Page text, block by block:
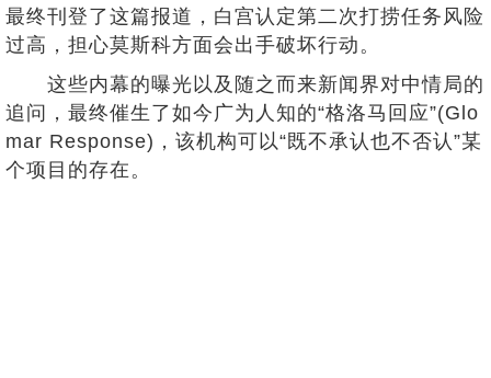
最终刊登了这篇报道，白宫认定第二次打捞任务风险
过高，担心莫斯科方面会出手破坏行动。
这些内幕的曝光以及随之而来新闻界对中情局的
追问，最终催生了如今广为人知的“格洛马回应”(Glo
mar Response)，该机构可以“既不承认也不否认”某
个项目的存在。